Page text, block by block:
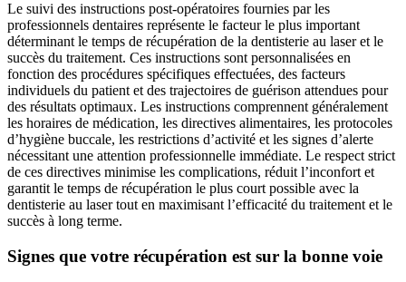
Le suivi des instructions post-opératoires fournies par les
professionnels dentaires représente le facteur le plus important
déterminant le temps de récupération de la dentisterie au laser et le
succès du traitement. Ces instructions sont personnalisées en
fonction des procédures spécifiques effectuées, des facteurs
individuels du patient et des trajectoires de guérison attendues pour
des résultats optimaux. Les instructions comprennent généralement
les horaires de médication, les directives alimentaires, les protocoles
d’hygiène buccale, les restrictions d’activité et les signes d’alerte
nécessitant une attention professionnelle immédiate. Le respect strict
de ces directives minimise les complications, réduit l’inconfort et
garantit le temps de récupération le plus court possible avec la
dentisterie au laser tout en maximisant l’efficacité du traitement et le
succès à long terme.
Signes que votre récupération est sur la bonne voie